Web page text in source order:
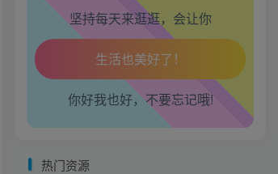
坚持每天来逛逛，会让你
腰也不酸了！
工作也轻松了！
你好我也好，不要忘记哦!
热门资源